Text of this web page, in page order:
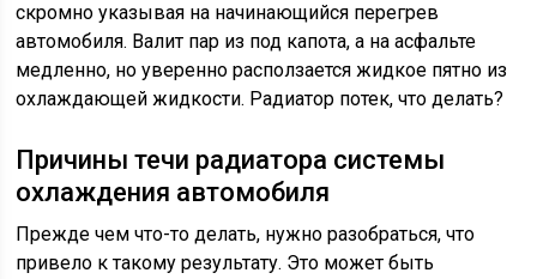
скромно указывая на начинающийся перегрев
автомобиля. Валит пар из под капота, а на асфальте
медленно, но уверенно расползается жидкое пятно из
охлаждающей жидкости. Радиатор потек, что делать?
Причины течи радиатора системы
охлаждения автомобиля
Прежде чем что-то делать, нужно разобраться, что
привело к такому результату. Это может быть